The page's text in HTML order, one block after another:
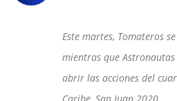
Este martes, Tomateros
mientras que
abrir las acciones del
Caribe, San Juan 2020.